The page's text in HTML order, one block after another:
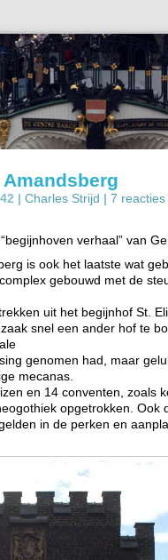
| Charles Strijd | 7 reacties
verhaal” van
is ook het laatste wat
gebouwd met de
uit het begijnhof St.
snel een ander hof te
genomen had, maar
mecanas.
en 14 conventen, zoals
opgetrokken. Ook
in de perken en